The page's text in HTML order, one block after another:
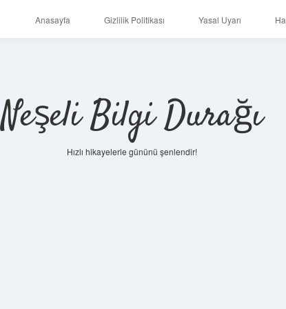
Anasayfa Gizlilik Politikası Yasal Uyarı
Neşeli Bilgi Durağı
Hızlı hikayelerle gününü şenlendir!